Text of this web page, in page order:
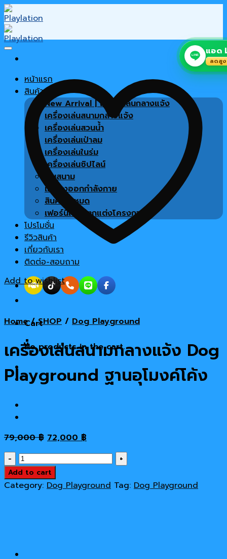
Skip
to
content
หน้าแรก
สินค้า
New Arrival | เครื่องเล่นกลางแจ้ง
เครื่องเล่นสนามกลางแจ้ง
เครื่องเล่นสวนน้ำ
เครื่องเล่นเป่าลม
เครื่องเล่นในร่ม
เครื่องเล่นซิปไลน์
พื้นสนาม
เครื่องออกกำลังกาย
สินค้าทั้งหมด
เฟอร์นิเจอร์ตกแต่งโครงการ
โปรโมชั่น
รีวิวสินค้า
เกี่ยวกับเรา
ติดต่อ-สอบถาม
Cart
No products in the cart.
Add to wishlist
Home / SHOP / Dog Playground
เครื่องเล่นสนามกลางแจ้ง Dog
Playground ฐานอุโมงค์โค้ง
79,000฿ Original
was:
79,000 ฿.
72,000฿
is:
เครื่อง
เล่น
สนาม
กลาง
Add to cart
Category: Dog Playground Tag: Dog Playground
LINE แอด
ลดสู